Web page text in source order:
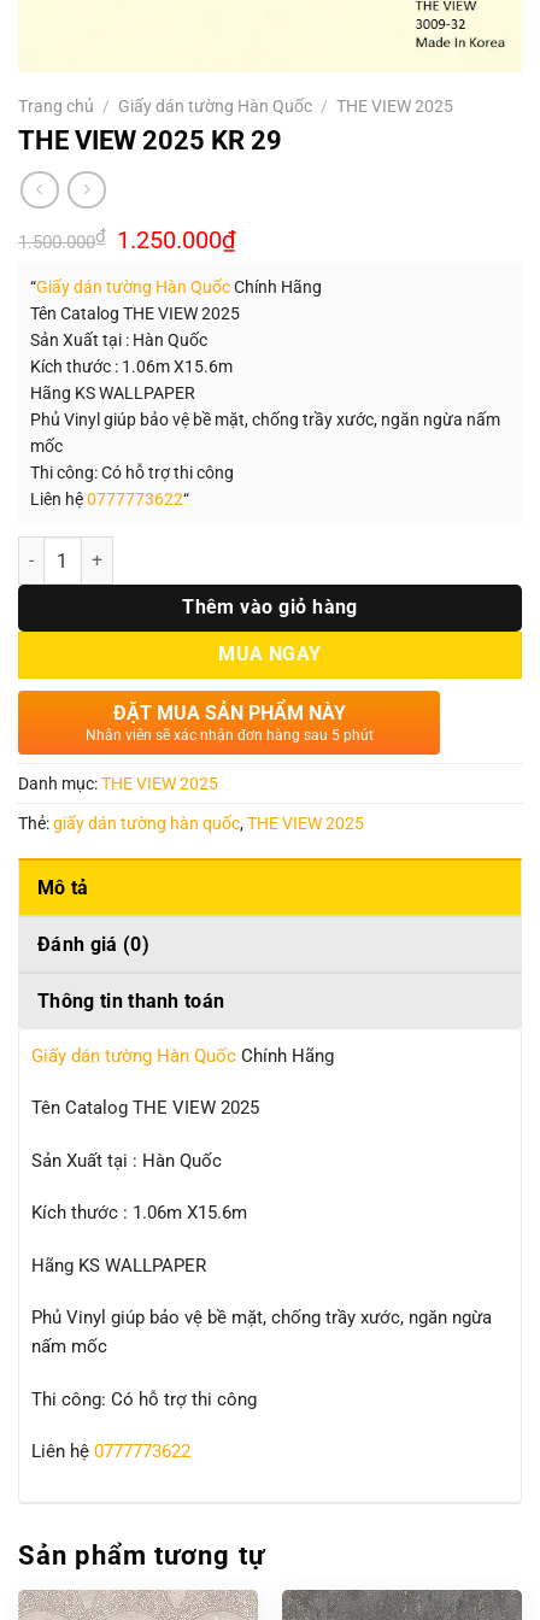
Trang chủ / Giấy dán tường Hàn Quốc / THE VIEW 2025
THE VIEW 2025 KR 29
1.500.000₫ Giá
gốc
1.500.000₫.
1.250.000₫Giá
hiện
là:
1.250.000₫.
“Giấy dán tường Hàn QuốcChính Hãng
Tên Catalog THE VIEW 2025
Sản Xuất tại : Hàn Quốc
Kích thước : 1.06m X15.6m
Hãng KS WALLPAPER
Phủ Vinyl giúp bảo vệ bề mặt, chống trầy xước, ngăn ngừa nấm
mốc
Thi công: Có hỗ trợ thi công
Liên hệ0777773622“
Số lượng
Thêm vào giỏ hàng
MUA NGAY
ĐẶT MUA SẢN PHẨM NÀY
Nhân viên sẽ xác nhận đơn hàng sau 5 phút
Danh mục:THE VIEW 2025
Thẻ:giấy dán tường hàn quốc,THE VIEW 2025
Mô tả
Đánh giá (0)
Thông tin thanh toán
Giấy dán tường Hàn Quốc Chính Hãng
Tên Catalog THE VIEW 2025
Sản Xuất tại : Hàn Quốc
Kích thước : 1.06m X15.6m
Hãng KS WALLPAPER
Phủ Vinyl giúp bảo vệ bề mặt, chống trầy xước, ngăn ngừa
nấm mốc
Thi công: Có hỗ trợ thi công
Liên hệ 0777773622
Sản phẩm tương tự